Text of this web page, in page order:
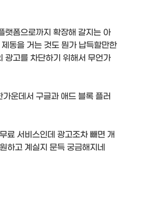
랫폼으로까지 확장해 갈지는 아
동을 거는 것도 뭔가 납득할만한
광고를 차단하기 위해서 무언가
운데서 구글과 애드 블록 플러
료 서비스인데 광고조차 빼면 개
하고 계실지 문득 궁금해지네